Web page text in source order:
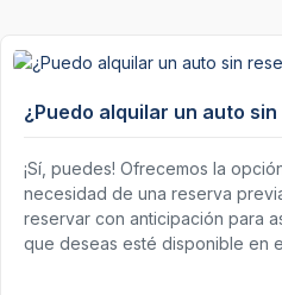
¿Puedo alquilar un auto
¡Sí, puedes! Ofrecemos la
necesidad de una reserva
reservar con anticipación para
que deseas esté disponible en